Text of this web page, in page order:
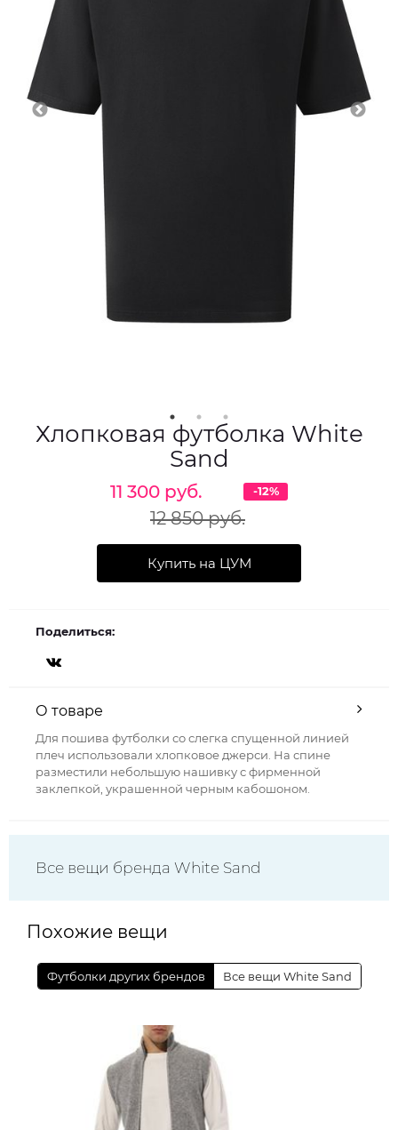
Хлопковая футболка White
Sand
11 300 руб.
12 850 руб.
-12%
Купить на ЦУМ
Поделиться:
О товаре
Для пошива футболки со слегка спущенной линией
плеч использовали хлопковое джерси. На спине
разместили небольшую нашивку с фирменной
заклепкой, украшенной черным кабошоном.
Все вещи бренда White Sand
Похожие вещи
Футболки других брендов Все вещи White Sand